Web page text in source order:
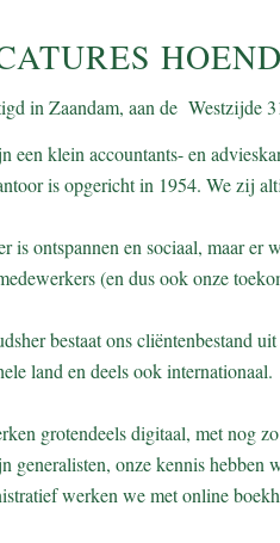
in Zaandam, aan de Westzijde
een klein accountants- en
is opgericht in 1954. We zij
is ontspannen en sociaal, maar er
(en dus ook onze
bestaat ons cliëntenbestand
land en deels ook internationaal.
grotendeels digitaal, met nog
generalisten, onze kennis hebben
werken we met online